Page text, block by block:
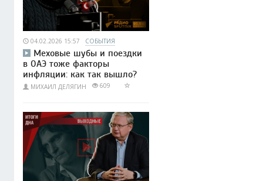
04.02.2026 15:57 СОБЫТИЯ
Меховые шубы и поездки
в ОАЭ тоже факторы
инфляции: как так вышло?
МИХАИЛ ДЕЛЯГИН 609